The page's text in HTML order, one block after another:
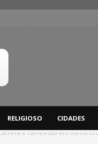
RELIGIOSO CIDADES